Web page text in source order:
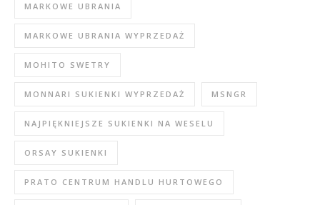
MARKOWE UBRANIA
MARKOWE UBRANIA WYPRZEDAŻ
MOHITO SWETRY
MONNARI SUKIENKI WYPRZEDAŻ MSNGR
NAJPIĘKNIEJSZE SUKIENKI NA WESELU
ORSAY SUKIENKI
PRATO CENTRUM HANDLU HURTOWEGO